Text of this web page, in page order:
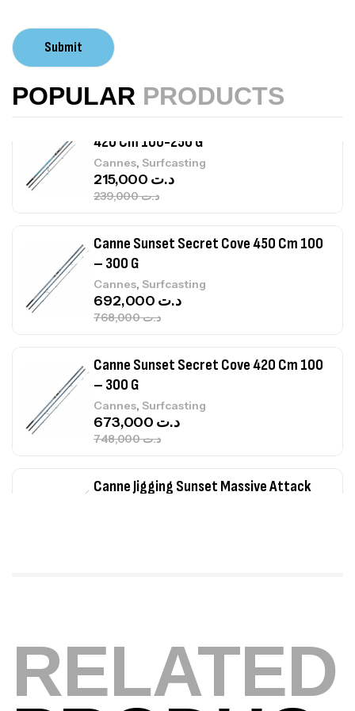
Submit
POPULAR PRODUCTS
Volant 3 Branches Inox T26S/35
Accastillage bateau
420 Cm 100-250 G
Cannes, Surfcasting
د.ت239,000
د.ت
Canne Sunset Secret Cove 450 Cm 100
– 300 G
Cannes, Surfcasting
د.ت768,000
د.ت
Canne Sunset Secret Cove 420 Cm 100
– 300 G
Cannes, Surfcasting
د.ت748,000
د.ت
Canne Jigging Sunset Massive Attack
Bagagerie Surfcasting
د.ت
د.ت
RELATED